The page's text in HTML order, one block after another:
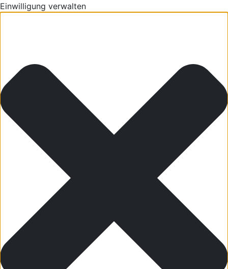
Einwilligung verwalten